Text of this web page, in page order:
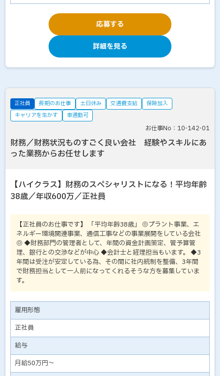
応募する
詳細を見る
正社員 長期のお仕事 土日休み 交通費支給
保険加入
キャリアを生かす
車通勤可
お仕事No：10-142-01
財務／財務状況ものすごく良い会社 経験やスキルにあ
った業務からお任せします
【ハイクラス】財務のスペシャリストになる！平均年齢
38歳／年収600万／正社員
【正社員のお仕事です】 「平均年齢38歳」 ◎プラント事業、エ
ネルギー環境関連事業、通信工事などの事業展開をしている会社
◎ ◆財務部門の管理者として、年間の資金計画策定、管予算管
理、銀行との交渉などが中心 ◆会計士と経理担当もいます。 ◆3
年間は受注が安定している為、その間に社内統制を整備、3年間
で財務担当として一人前になってくれるそうな方を募集していま
す。
雇用形態
正社員
給与
月給50万円～